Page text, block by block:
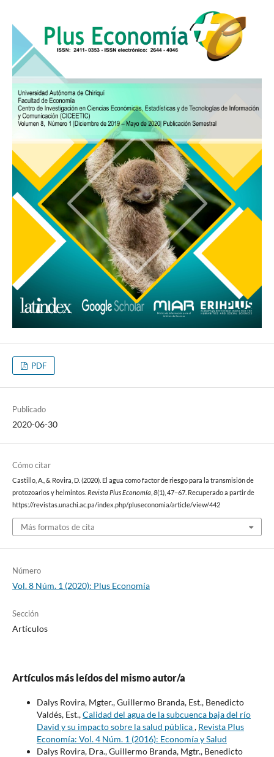
PDF
Publicado
2020-06-30
Cómo citar
Castillo, A., & Rovira, D. (2020). El agua como factor de riesgo para la transmisión de
protozoarios y helmintos. Revista Plus Economía 8(1), 47–67. Recuperado a partir de
https://revistas.unachi.ac.pa/index.php/pluseconomia/article/view/442
Más formatos de cita
Número
Vol. 8 Núm. 1 (2020): Plus Economía
Sección
Artículos
Artículos más leídos del mismo autor/a
Dalys Rovira, Mgter., Guillermo Branda, Est., Benedicto
Valdés, Est.,Calidad del agua de la subcuenca baja del río
David y su impacto sobre la salud pública, Revista Plus
Economía: Vol. 4 Núm. 1 (2016): Economía y Salud
Dalys Rovira, Dra., Guillermo Branda, Mgtr., Benedicto